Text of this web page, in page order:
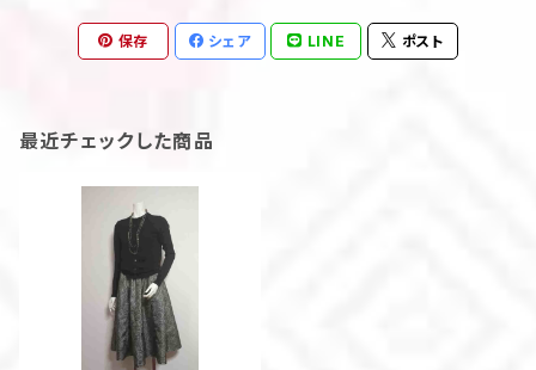
保存 シェア LINE ポスト
最近チェックした商品